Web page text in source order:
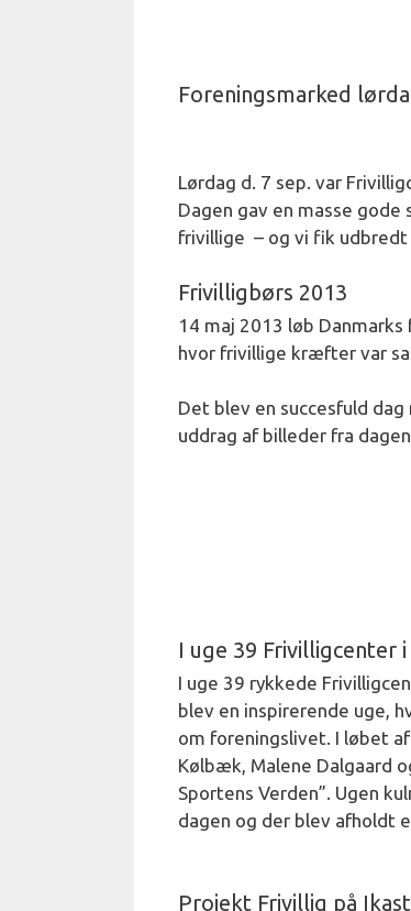
Foreningsmarked
Lørdag d. 7 sep. var
Dagen gav en masse
frivillige – og vi fik
Frivilligbørs 2013
14 maj 2013 løb
hvor frivillige kræfter var
Det blev en succesfuld
uddrag af billeder fra
I uge 39 Frivilligcenter
I uge 39 rykkede
blev en inspirerende uge,
om foreningslivet. I løbet
Kølbæk, Malene Dalgaard
Sportens Verden”. Ugen
dagen og der blev afholdt
Projekt Frivillig på